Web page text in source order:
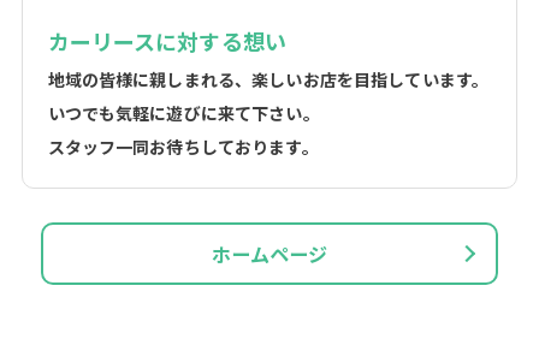
ホームページ
カーリースに対する想い
地域の皆様に親しまれる、楽しいお店を目指しています。
いつでも気軽に遊びに来て下さい。
スタッフ一同お待ちしております。